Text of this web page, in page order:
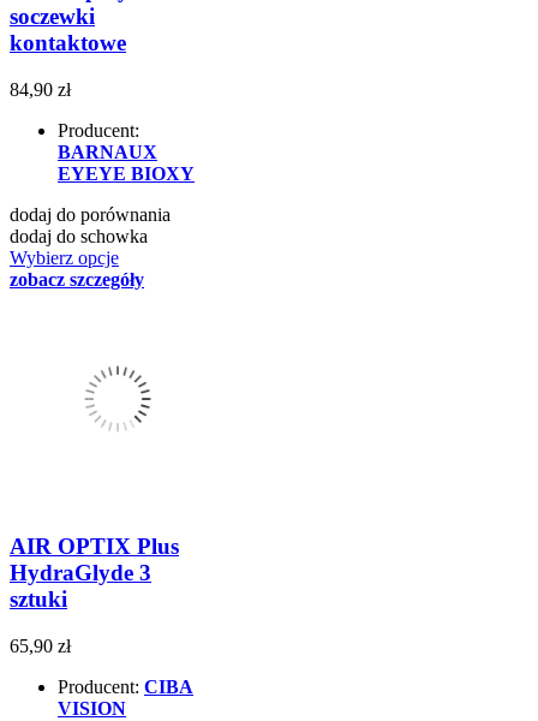
soczewki
kontaktowe
84,90 zł
Producent:
BARNAUX
EYEYE BIOXY
dodaj do porównania
dodaj do schowka
Wybierz opcje
zobacz szczegóły
AIR OPTIX Plus
HydraGlyde 3
sztuki
65,90 zł
Producent: CIBA
VISION